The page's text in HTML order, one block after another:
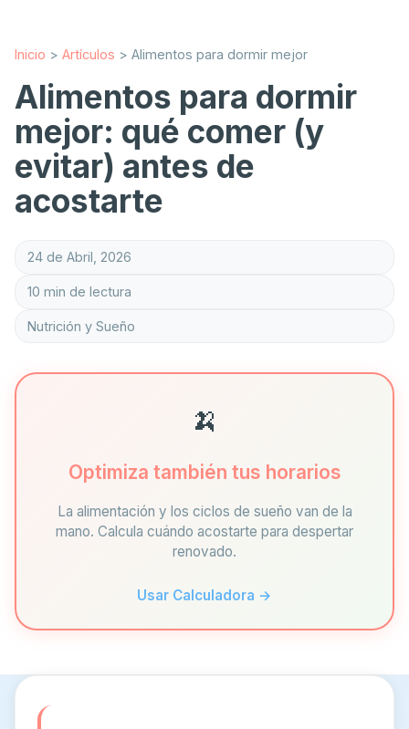
Inicio > Artículos > Alimentos para dormir mejor
Alimentos para dormir
mejor: qué comer (y
evitar) antes de
acostarte
24 de Abril, 2026
10 min de lectura
Nutrición y Sueño
🍌
Optimiza también tus horarios
La alimentación y los ciclos de sueño van de la
mano. Calcula cuándo acostarte para despertar
renovado.
Usar Calculadora →